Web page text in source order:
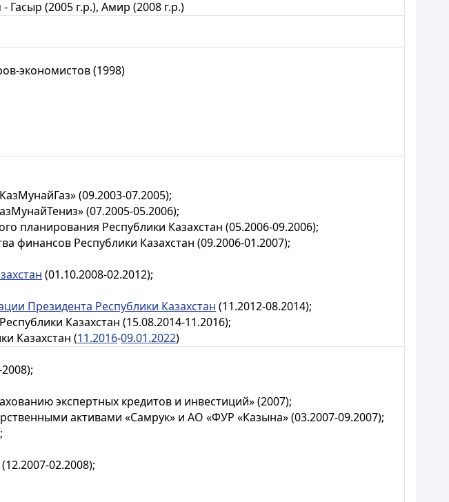
Гасыр (2005 г.р.), Амир (2008 г.р.)
экономистов (1998)
(09.2003-07.2005);
(07.2005-05.2006);
планирования Республики Казахстан (05.2006-09.2006);
финансов Республики Казахстан (09.2006-01.2007);
(01.10.2008-02.2012);
Президента Республики Казахстан (11.2012-08.2014);
Казахстан (15.08.2014-11.2016);
Казахстан (11.2016-09.01.2022)
экспертных кредитов и инвестиций» (2007);
активами «Самрук» и АО «ФУР «Казына» (03.2007-09.2007);
02.2008);